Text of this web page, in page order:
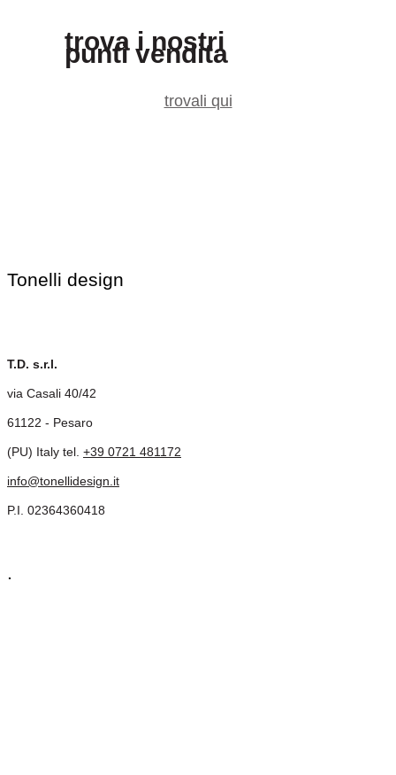
trova i nostri
punti vendita
trovali qui
Tonelli design
T.D. s.r.l.
via Casali 40/42
61122 - Pesaro
(PU) Italy tel. +39 0721 481172
info@tonellidesign.it
P.I. 02364360418
.